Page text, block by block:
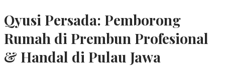
Qyusi Persada: Pemborong
Rumah di Prembun Profesional
& Handal di Pulau Jawa